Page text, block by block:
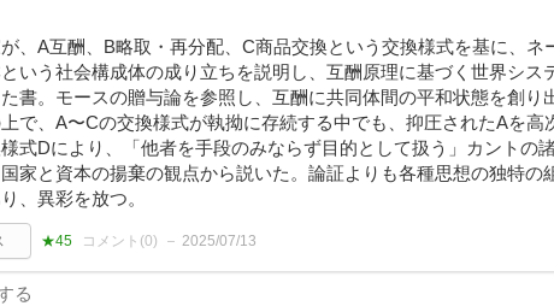
、A互酬、B略取・再分配、C商品交換という交換様式を基に、ネ
いう社会構成体の成り立ちを説明し、互酬原理に基づく世界シス
書。モースの贈与論を参照し、互酬に共同体間の平和状態を創り
で、A〜Cの交換様式が執拗に存続する中でも、抑圧されたAを高
式Dにより、「他者を手段のみならず目的として扱う」カントの
家と資本の揚棄の観点から説いた。論証よりも各種思想の独特の
、異彩を放つ。
★45 コメント(0) 2025/07/13